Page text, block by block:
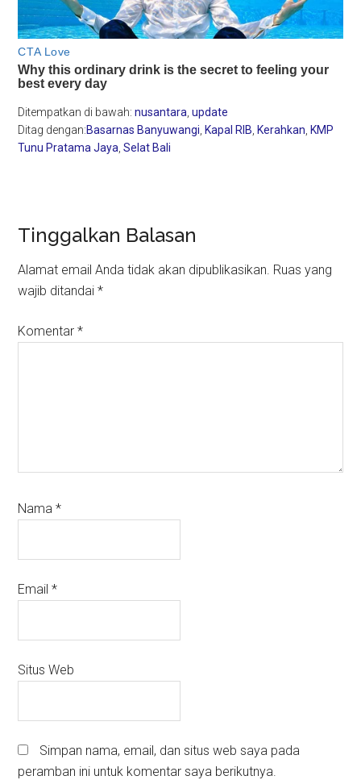
Ditempatkan di bawah:nusantara ,update
Ditag dengan:Basarnas Banyuwangi Kapal RIB Kerahkan KMP
Tunu Pratama Jaya ,Selat Bali
Reader
Interactions
Tinggalkan Balasan
Alamat email Anda tidak akan dipublikasikan. Ruas yang
wajib ditandai*
Komentar*
Nama*
Email*
Situs Web
Simpan nama, email, dan situs web saya pada
peramban ini untuk komentar saya berikutnya.